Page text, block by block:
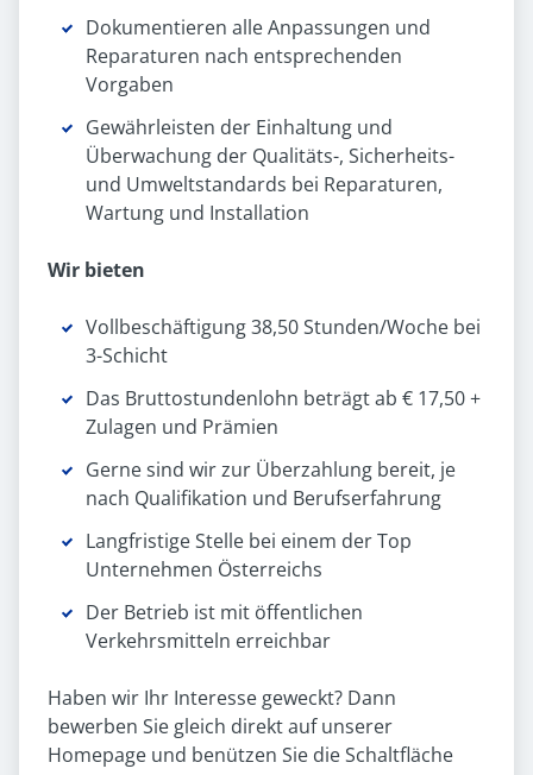
Dokumentieren alle Anpassungen und
Reparaturen nach entsprechenden
Vorgaben
Gewährleisten der Einhaltung und
Überwachung der Qualitäts-, Sicherheits-
und Umweltstandards bei Reparaturen,
Wartung und Installation
Wir bieten
Vollbeschäftigung 38,50 Stunden/Woche bei
3-Schicht
Das Bruttostundenlohn beträgt ab € 17,50 +
Zulagen und Prämien
Gerne sind wir zur Überzahlung bereit, je
nach Qualifikation und Berufserfahrung
Langfristige Stelle bei einem der Top
Unternehmen Österreichs
Der Betrieb ist mit öffentlichen
Verkehrsmitteln erreichbar
Haben wir Ihr Interesse geweckt? Dann
bewerben Sie gleich direkt auf unserer
Homepage und benützen Sie die Schaltfläche